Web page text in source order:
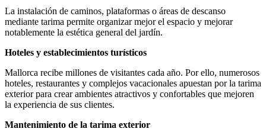
La instalación de caminos, plataformas o áreas de descanso
mediante tarima permite organizar mejor el espacio y mejorar
notablemente la estética general del jardín.
Hoteles y establecimientos turísticos
Mallorca recibe millones de visitantes cada año. Por ello, numerosos
hoteles, restaurantes y complejos vacacionales apuestan por la tarima
exterior para crear ambientes atractivos y confortables que mejoren
la experiencia de sus clientes.
Mantenimiento de la tarima exterior